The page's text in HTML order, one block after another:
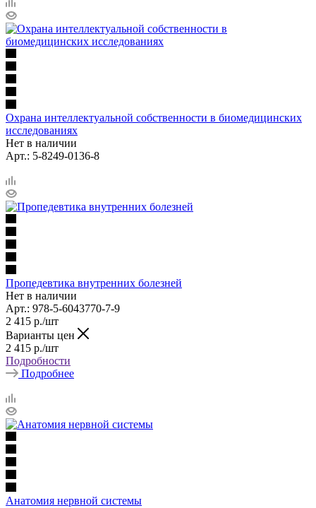
Охрана интеллектуальной собственности в биомедицинских
исследованиях
Нет в наличии
Арт.: 5-8249-0136-8
Пропедевтика внутренних болезней
Нет в наличии
Арт.: 978-5-6043770-7-9
2 415 р./шт
Варианты цен
2 415 р./шт
Подробности
Подробнее
Анатомия нервной системы